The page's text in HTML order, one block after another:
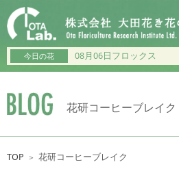
今日の花 08月06日フロックス
花研コーヒーブレイク
TOP ＞ 花研コーヒーブレイク